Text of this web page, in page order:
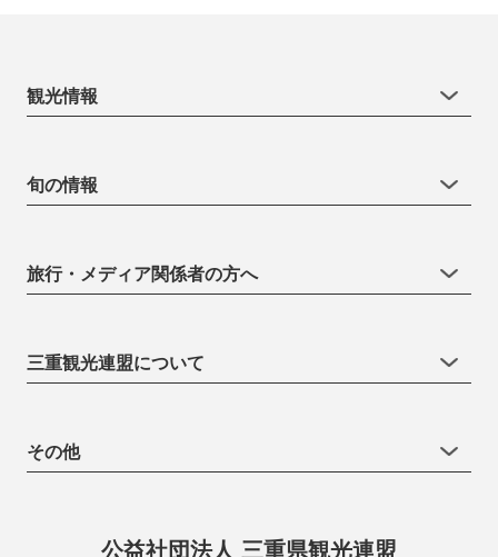
観光情報
旬の情報
旅行・メディア関係者の方へ
三重観光連盟について
その他
公益社団法人 三重県観光連盟